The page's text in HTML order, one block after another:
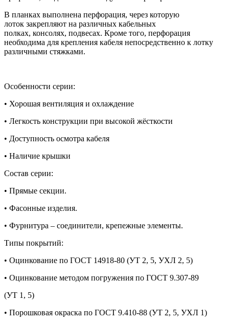
В планках выполнена перфорация, через которую
лоток закрепляют на различных кабельных
полках, консолях, подвесах. Кроме того, перфорация
необходима для крепления кабеля непосредственно к лотку
различными стяжками.
Особенности серии:
• Хорошая вентиляция и охлаждение
• Легкость конструкции при высокой жёсткости
• Доступность осмотра кабеля
• Наличие крышки
Состав серии:
• Прямые секции.
• Фасонные изделия.
• Фурнитура – соединители, крепежные элементы.
Типы покрытий:
• Оцинкование по ГОСТ 14918-80 (УТ 2, 5, УХЛ 2, 5)
• Оцинкование методом погружения по ГОСТ 9.307-89
(УТ 1, 5)
• Порошковая окраска по ГОСТ 9.410-88 (УТ 2, 5, УХЛ 1)